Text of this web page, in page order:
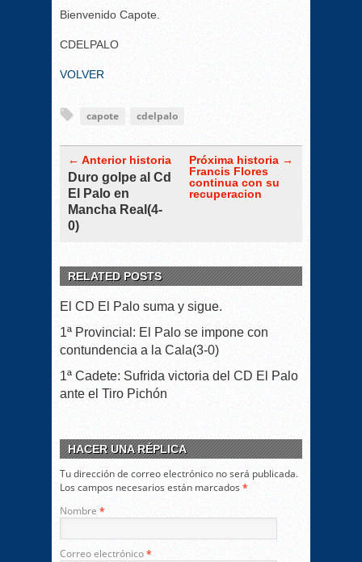
Bienvenido Capote.
CDELPALO
VOLVER
capote cdelpalo
← Anterior historia
Duro golpe al Cd
El Palo en
Mancha Real(4-
0)
Próxima historia →
Francis Flores
continua con su
recuperacion
RELATED POSTS
El CD El Palo suma y sigue.
1ª Provincial: El Palo se impone con
contundencia a la Cala(3-0)
1ª Cadete: Sufrida victoria del CD El Palo
ante el Tiro Pichón
HACER UNA RÉPLICA
Tu dirección de correo electrónico no será publicada.
Los campos necesarios están marcados*
Nombre *
Correo electrónico*